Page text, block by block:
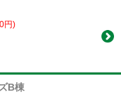
円)
B棟